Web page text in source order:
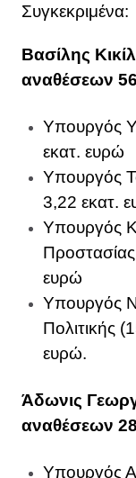
Συγκεκριμένα:
Βασίλης
αναθέσεων
Υπουργός
εκατ. ευρώ
Υπουργός
3,22 εκατ.
Υπουργός
ευρώ
Υπουργός
Πολιτικής
ευρώ.
Άδωνις
αναθέσεων
Υπουργός